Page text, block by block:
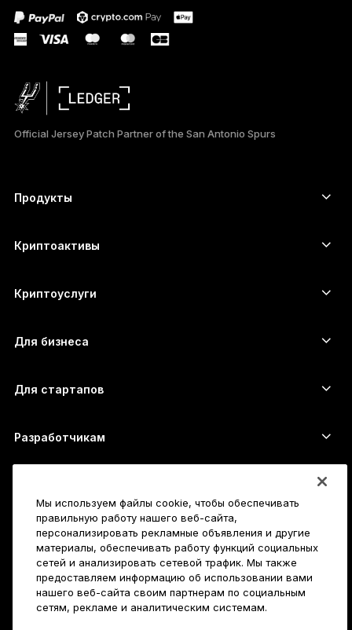
FRANÇAIS
TÜRKÇE
DEUTSCH
PORTUGUÊS
简体中文
العربية
Official Jersey Patch Partner of the San Antonio Spurs
Продукты
Аппаратный кошелёк
Ledger Stax
Ledger Nano Classics
Наборы
Все продукты
Криптоактивы
Ethereum-кошелёк
Cardano-кошелёк
Monero-кошелёк
Полный список активов
Криптоуслуги
Купить криптовалюту
Обменять криптовалюту
Для бизнеса
Для стартапов
Разработчикам
Как пользоваться Ledger
Совместимые кошельки и платформы
Как купить биткойны
Аппаратный криптокошелёк для Биткойна
Также исследуйте
Служба поддержки
Баунти-программа
Карьера
Мы используем файлы cookie, чтобы обеспечивать
правильную работу нашего веб-сайта,
персонализировать рекламные объявления и другие
материалы, обеспечивать работу функций социальных
сетей и анализировать сетевой трафик. Мы также
предоставляем информацию об использовании вами
нашего веб-сайта своим партнерам по социальным
сетям, рекламе и аналитическим системам.